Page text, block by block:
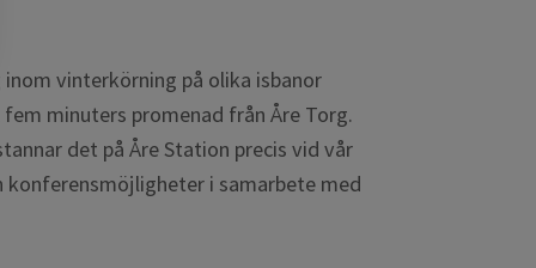
vinterkörning på olika isbanor
minuters promenad från Åre Torg.
det på Åre Station precis vid vår
konferensmöjligheter i samarbete med